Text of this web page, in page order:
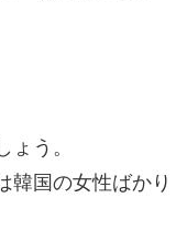
う。
韓国の女性ばかり